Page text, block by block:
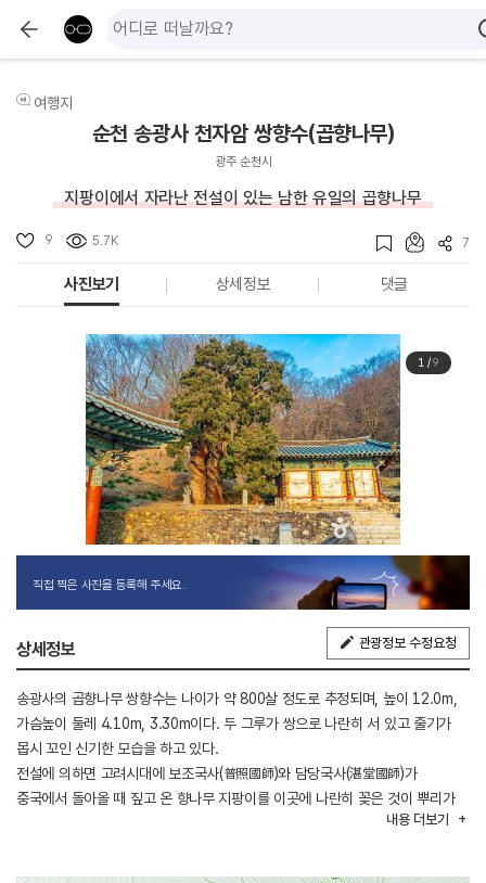
여행지
순천 송광사 천자암 쌍향수(곱향나무)
광주 순천시
지팡이에서 자라난 전설이 있는 남한 유일의 곱향나무
9 5.7K 7
사진보기 상세정보 댓글
1/9
직접 찍은 사진을 등록해 주세요.
상세정보 관광정보 수정요청
송광사의 곱향나무 쌍향수는 나이가 약 800살 정도로 추정되며, 높이 12.0m,
가슴높이 둘레 4.10m, 3.30m이다. 두 그루가 쌍으로 나란히 서 있고 줄기가
몹시 꼬인 신기한 모습을 하고 있다.
전설에 의하면 고려시대에 보조국사(普照國師)와 담당국사(湛堂國師)가
중국에서 돌아올 때 짚고 온 향나무 지팡이를 이곳에 나란히 꽂은 것이 뿌리가
내리고 가지와 잎이 나서 자랐다고 한다. 담당국사는 왕자의 신분으로
있는 듯하여 예의 바른 스승과 제자의 관계를 나타내는 모습이라고 말하기도
내용 더보기